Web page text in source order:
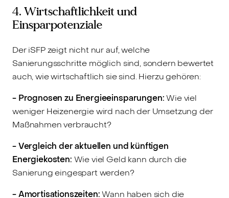
4. Wirtschaftlichkeit und
Einsparpotenziale
Der iSFP zeigt nicht nur auf, welche
Sanierungsschritte möglich sind, sondern bewertet
auch, wie wirtschaftlich sie sind. Hierzu gehören:
- Prognosen zu Energieeinsparungen:Wie viel
weniger Heizenergie wird nach der Umsetzung der
Maßnahmen verbraucht?
- Vergleich der aktuellen und künftigen
Energiekosten: Wie viel Geld kann durch die
Sanierung eingespart werden?
- Amortisationszeiten:Wann haben sich die